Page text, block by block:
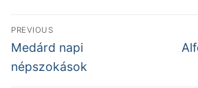
Bejegyzés
navigáció
PREVIOUS
Previous
post:
Medárd napi
népszokások